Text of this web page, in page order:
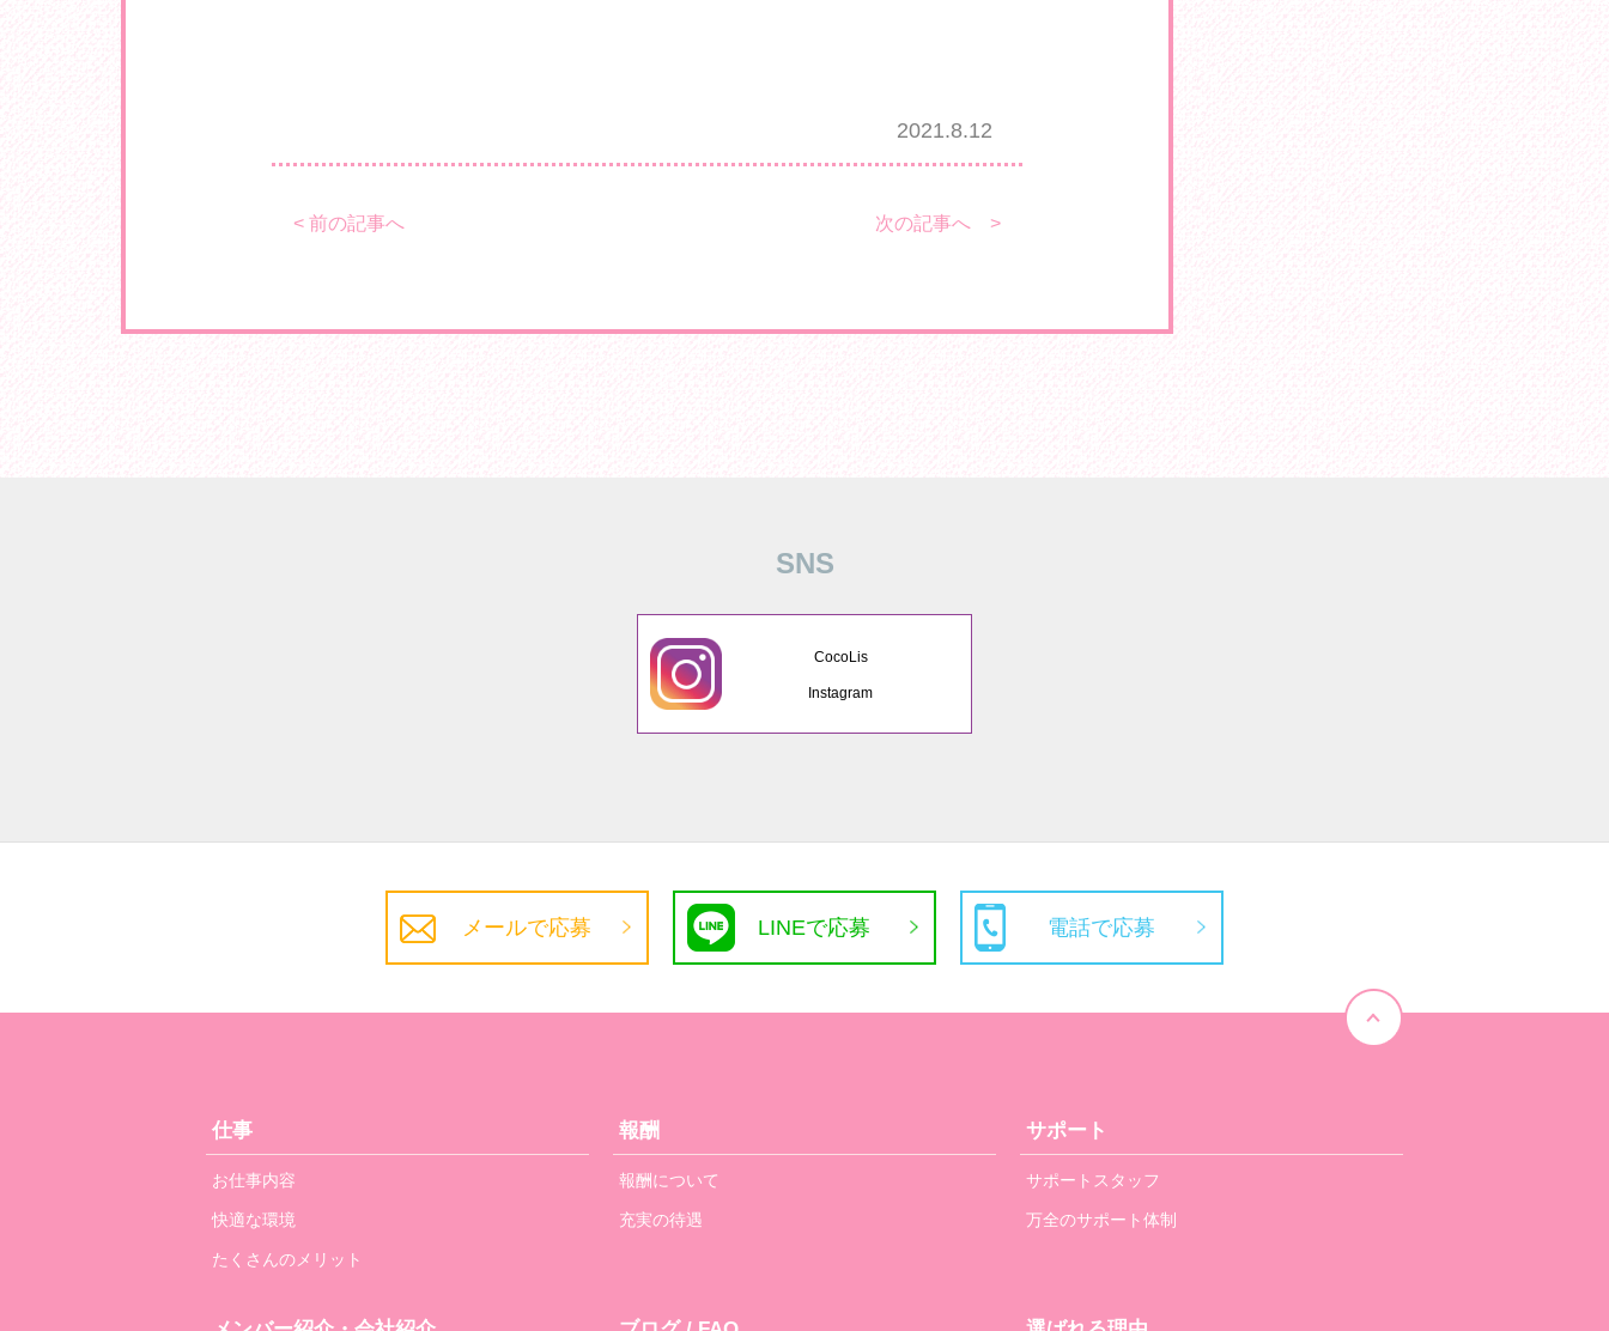
2021.8.12
< 前の記事へ 次の記事へ >
SNS
CocoLis
Instagram
メールで応募 LINEで応募 電話で応募
仕事
お仕事内容
快適な環境
たくさんのメリット
報酬
報酬について
充実の待遇
サポート
サポートスタッフ
万全のサポート体制